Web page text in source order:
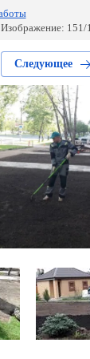
Изображение: 151/
Следующее